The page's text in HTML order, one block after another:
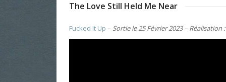
The Love Still Held Me Near
Fucked It Up – Sortie le 25 Février 2023 – Réalisation :